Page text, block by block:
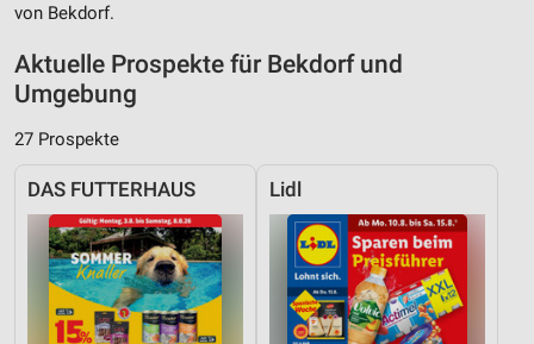
von Bekdorf.
Aktuelle Prospekte für Bekdorf und
Umgebung
27 Prospekte
DAS FUTTERHAUS Lidl